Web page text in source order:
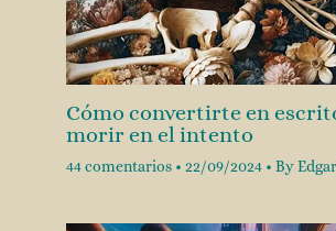
Cómo convertirte en
morir en el intento
44 comentarios • 22/09/2024 • By